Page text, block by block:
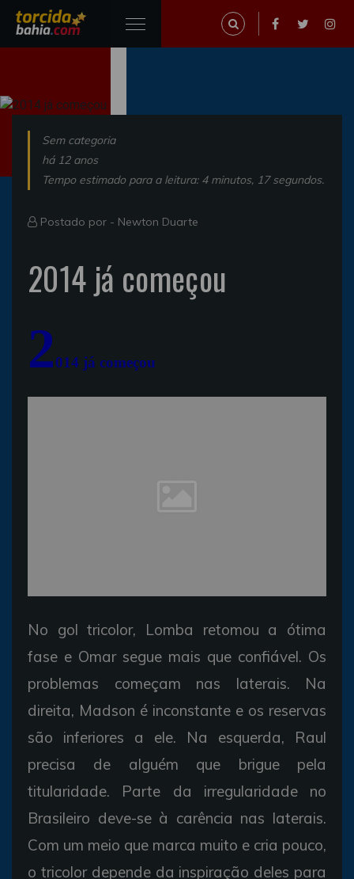
Sem categoria
há 12 anos
Tempo estimado para a leitura: 4 minutos, 17 segundos.
Postado por - Newton Duarte
2014 já começou
2014 já começou
No gol tricolor, Lomba retomou a ótima
fase e Omar segue mais que confiável. Os
problemas começam nas laterais. Na
direita, Madson é inconstante e os reservas
são inferiores a ele. Na esquerda, Raul
precisa de alguém que brigue pela
titularidade. Parte da irregularidade no
Brasileiro deve-se à carência nas laterais.
Com um meio que marca muito e cria pouco,
o tricolor depende da inspiração deles para